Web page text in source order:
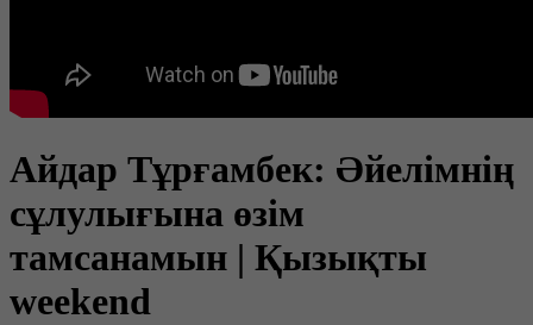
Айдар Тұрғамбек: Әйелімнің
сұлулығына өзім
тамсанамын | Қызықты
weekend